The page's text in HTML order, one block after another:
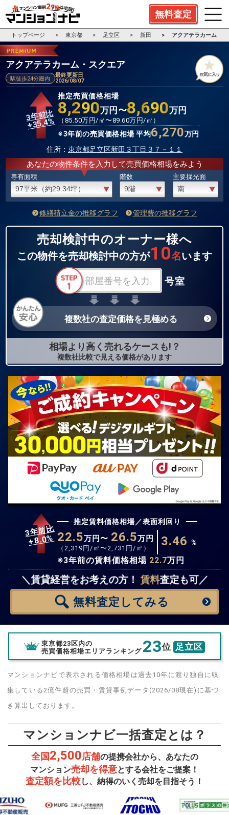
無料査定
トップページ 東京都 足立区 新田 アクアテラカーム・
アクアテラカーム・スクエア
駅徒歩24分圏内
最終更新日
2026/08/07
3年前比
+35.4%
推定売買価格相場
8,290万円〜8,690万円
（ 85.50万円/㎡〜89.60万円/㎡）
※3年前の売買価格相場 平均6,270万円
住所： 東京都足立区新田３丁目３７－１１
あなたの物件条件を入力して売買価格相場をみよう
専有面積 階数 主要採光面
修繕積立金の推移グラフ 管理費の推移グラフ
売却検討中のオーナー様へ
この物件を売却検討中の方が10名います
号室
複数社の査定価格を見極める
相場より高く売れるケースも!？
複数社比較で見える価格があります
3年前比
+8.0%
推定賃料価格相場／表面利回り
22.5万円〜 26.5万円
（ 2,319 円/㎡〜2,731 円/㎡） 3.46 %
※3年前の賃料価格相場 22.7万円
＼賃貸経営をお考えの方！賃料査定も可／
無料査定 してみる
無料査定スタート！
東京都23区内の
売買価格相場エリアランキング 23位 足立区
マンションナビで表示される価格相場は過去10年に渡り独自に収
集している2億件超の売買・賃貸事例データ(2026/08現在)に基づ
き算出しております。
マンションナビ一括査定とは？
全国2,500店舗の提携会社から、あなたの
マンション売却を得意とする会社をご提案！
査定額を比較し、納得のいく売却を目指そう！